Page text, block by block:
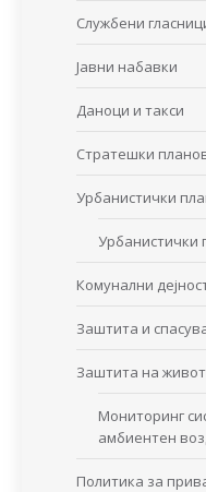
Службени
Јавни набавки
Даноци и такси
Стратешки
Урбанистички
Урбанистички
Комунални
Заштита и
Заштита на
Мониторинг
амбиентен
Политика за